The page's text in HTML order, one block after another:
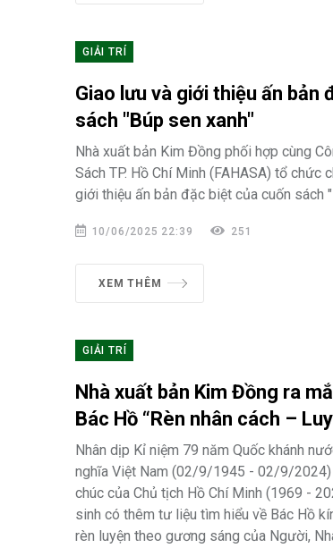
GIẢI TRÍ
Giao lưu và giới thiệu ấn bản
sách "Búp sen xanh"
Nhà xuất bản Kim Đồng phối hợp cùng
Sách TP. Hồ Chí Minh (FAHASA) tổ chức
giới thiệu ấn bản đặc biệt của cuốn sách
10/06/2025 22:39 251
XEM THÊM
GIẢI TRÍ
Nhà xuất bản Kim Đồng ra
Bác Hồ “Rèn nhân cách –
Nhân dịp Kỉ niệm 79 năm Quốc khánh
nghĩa Việt Nam (02/9/1945 - 02/9/2024)
chúc của Chủ tịch Hồ Chí Minh (1969 -
sinh có thêm tư liệu tìm hiểu về Bác Hồ
rèn luyện theo gương sáng của Người,